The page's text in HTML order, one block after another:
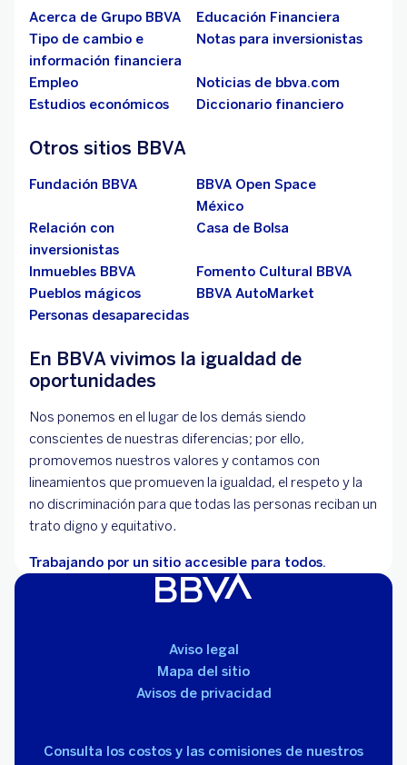
Acerca de Grupo BBVA
Educación Financiera
Tipo de cambio e
información financiera
Notas para inversionistas
Empleo
Noticias de bbva.com
Estudios económicos
Diccionario financiero
Otros sitios BBVA
Fundación BBVA
BBVA Open Space
México
Relación con
inversionistas
Casa de Bolsa
Inmuebles BBVA
Fomento Cultural BBVA
Pueblos mágicos
BBVA AutoMarket
Personas desaparecidas
En BBVA vivimos la igualdad de
oportunidades
Nos ponemos en el lugar de los demás siendo
conscientes de nuestras diferencias; por ello,
promovemos nuestros valores y contamos con
lineamientos que promueven la igualdad, el respeto y la
no discriminación para que todas las personas reciban un
trato digno y equitativo.
Trabajando por un sitio accesible para todos.
Aviso legal
Mapa del sitio
Avisos de privacidad
Consulta los costos y las comisiones de nuestros